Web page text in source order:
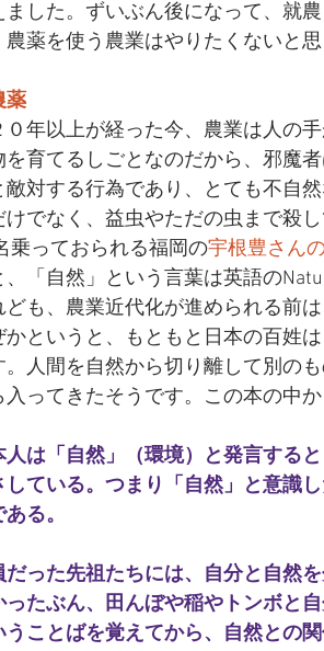
ました。ずいぶん後になって、就
薬を使う農業はやりたくないと思
薬
年以上が経った今、農業は人の
育てるしごとなのだから、邪魔
敵対する行為であり、とても不自
でなく、益虫やただの虫まで殺
乗っておられる福岡の宇根豊さん
、「自然」という言葉は英語の
も、農業近代化が進められる前
かというと、もともと日本の百姓
。人間を自然から切り離して別の
ってきたそうです。この本の中か
は「自然」（環境）と発言する
している。つまり「自然」と意識
る。
だった先祖たちには、自分と自然
たぶん、田んぼや稲やトンボと
うことばを覚えてから、自然との